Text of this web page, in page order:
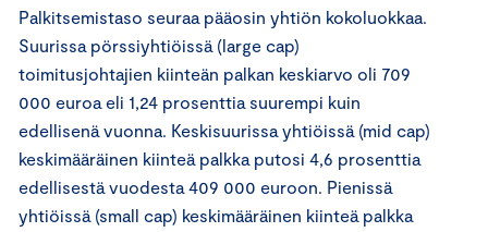
Palkitsemistaso seuraa pääosin yhtiön kokoluokkaa.
Suurissa pörssiyhtiöissä (large cap)
toimitusjohtajien kiinteän palkan keskiarvo oli 709
000 euroa eli 1,24 prosenttia suurempi kuin
edellisenä vuonna. Keskisuurissa yhtiöissä (mid cap)
keskimääräinen kiinteä palkka putosi 4,6 prosenttia
edellisestä vuodesta 409 000 euroon. Pienissä
yhtiöissä (small cap) keskimääräinen kiinteä palkka